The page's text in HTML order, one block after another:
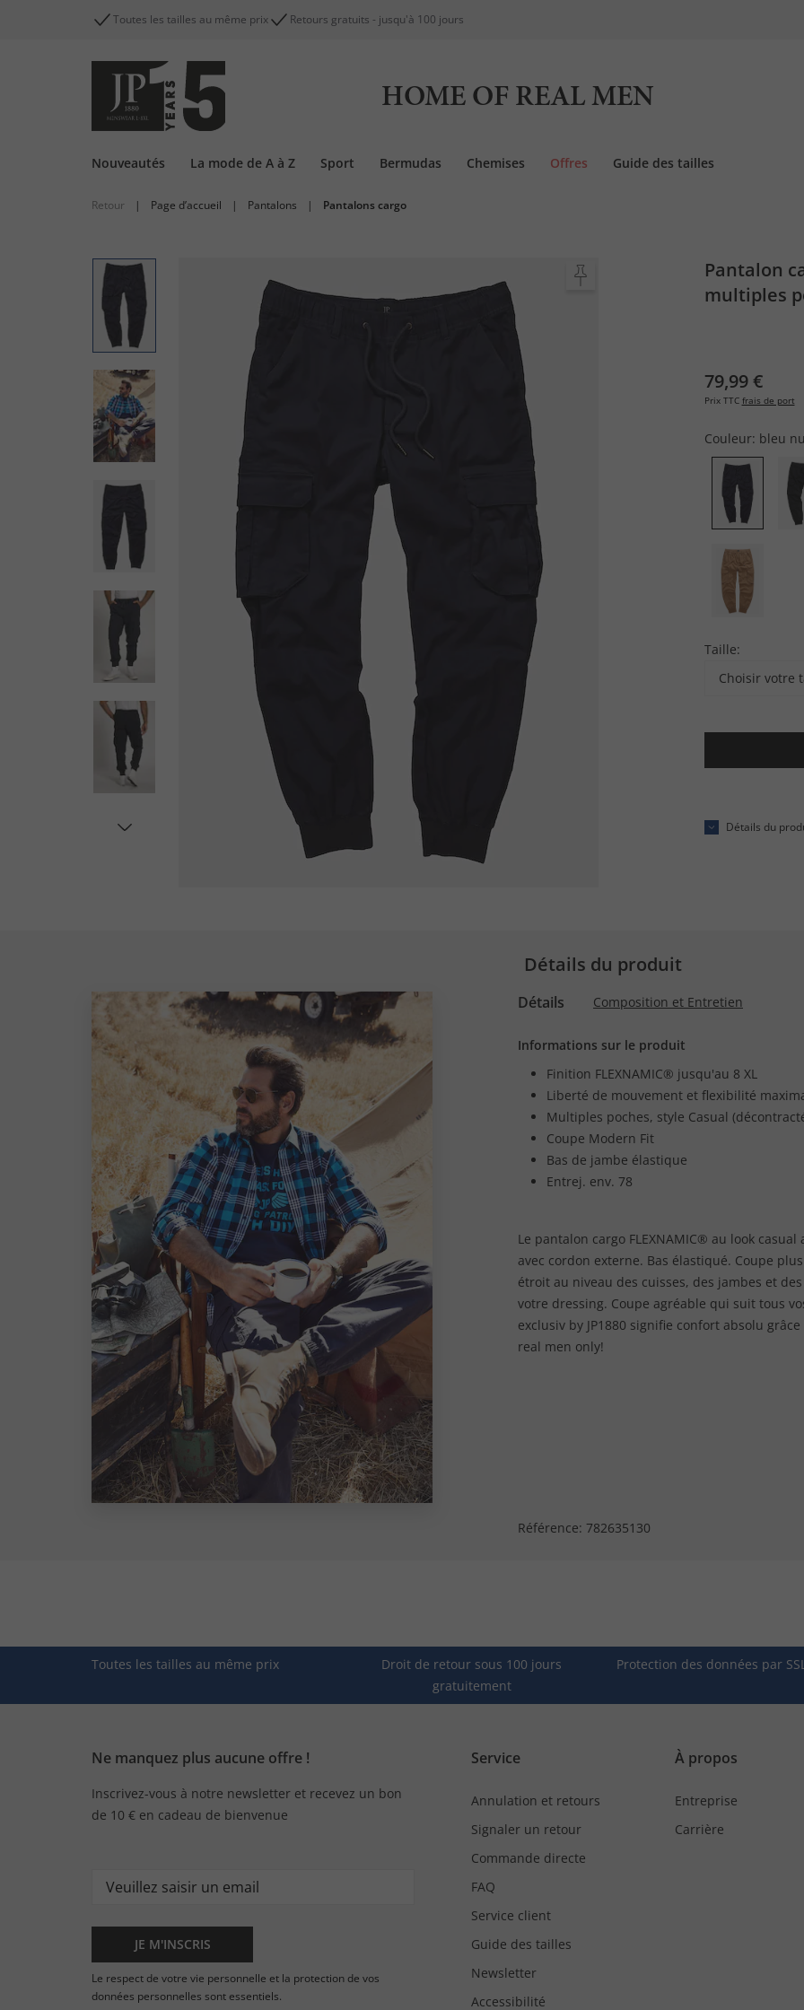
Toutes les tailles au même prix Retours gratuits - jusqu'à 100 jours
HOME OF REAL MEN
Nouveautés La mode de A à Z Sport Bermudas Chemises Offres Guide des tailles
Retour | Page d’accueil | Pantalons | Pantalons cargo
Pantalon
multiples
79,99 €
Prix TTC frais de port
Couleur: bleu
Taille:
Choisir votre
Détails du
Détails du produit
Détails Composition et Entretien
Informations sur le produit
Finition FLEXNAMIC® jusqu'au 8 XL
Liberté de mouvement et flexibilité
Multiples poches, style Casual
Coupe Modern Fit
Bas de jambe élastique
Entrej. env. 78
Le pantalon cargo FLEXNAMIC® au look
avec cordon externe. Bas élastiqué. Coupe
étroit au niveau des cuisses, des jambes et
votre dressing. Coupe agréable qui suit tous
exclusiv by JP1880 signifie confort absolu
real men only!
Référence: 782635130
Toutes les tailles au même prix
Droit de retour sous 100 jours
gratuitement
Protection des données par
Ne manquez plus aucune offre !
Inscrivez-vous à notre newsletter et recevez un bon
de 10 € en cadeau de bienvenue
JE M'INSCRIS
Le respect de votre vie personnelle et la protection de vos
données personnelles sont essentiels.
Service
Annulation et retours
Signaler un retour
Commande directe
FAQ
Service client
Guide des tailles
Newsletter
Accessibilité
À propos
Entreprise
Carrière